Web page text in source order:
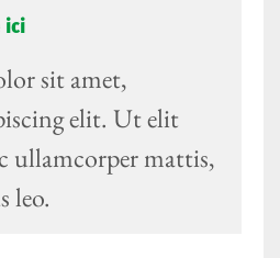
ici
sit amet,
elit. Ut elit
ullamcorper mattis,
leo.